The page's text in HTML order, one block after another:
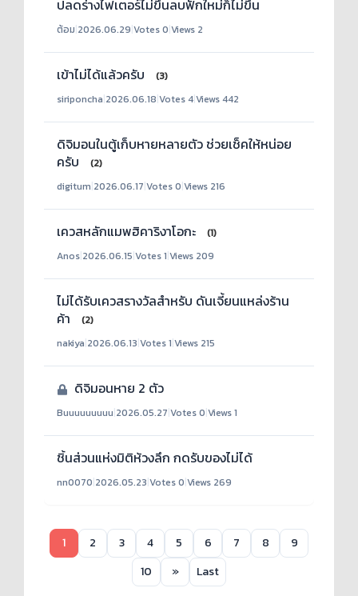
ปลดร่างไฟเตอร์ไม่ขึ้นลบฟักใหม่ก็ไม่ขึ้น
ต้อม|2026.06.29|Votes 0|Views 2
เข้าไม่ได้แล้วครับ
(3)
siriponcha|2026.06.18|Votes 4|Views 442
ดิจิมอนในตู้เก็บหายหลายตัว ช่วยเช็คให้หน่อย
ครับ
(2)
digitum|2026.06.17|Votes 0|Views 216
เควสหลักแมพฮิคาริงาโอกะ
(1)
Anos|2026.06.15|Votes 1|Views 209
ไม่ได้รับเควสรางวัลสำหรับ ดันเจี้ยนแหล่งร้าน
ค้า
(2)
nakiya|2026.06.13|Votes 1|Views 215
ดิจิมอนหาย 2 ตัว
Buuuuuuuuu|2026.05.27|Votes 0|Views 1
ชิ้นส่วนแห่งมิติห้วงลึก กดรับของไม่ได้
nn0070|2026.05.23|Votes 0|Views 269
1 2 3 4 5 6 7 8
9
10
» Last